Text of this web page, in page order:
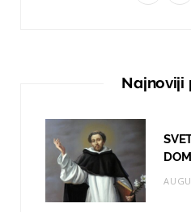
t
r
a
Najnoviji